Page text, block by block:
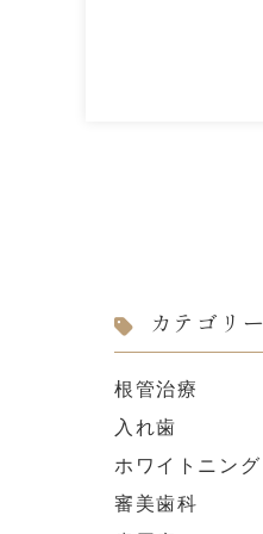
カテゴリー
根管治療
入れ歯
ホワイトニング
審美歯科